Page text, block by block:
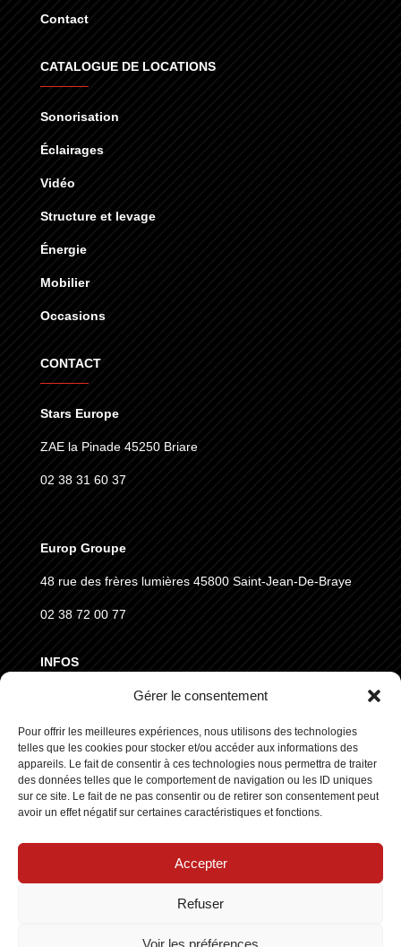
Gérer le consentement
Pour offrir les meilleures expériences, nous utilisons des technologies
telles que les cookies pour stocker et/ou accéder aux informations des
appareils. Le fait de consentir à ces technologies nous permettra de traiter
des données telles que le comportement de navigation ou les ID uniques
sur ce site. Le fait de ne pas consentir ou de retirer son consentement peut
avoir un effet négatif sur certaines caractéristiques et fonctions.
Accepter
Refuser
Voir les préférences
Contact
CATALOGUE DE LOCATIONS
Sonorisation
Éclairages
Vidéo
Structure et levage
Énergie
Mobilier
Occasions
CONTACT
Stars Europe
ZAE la Pinade 45250 Briare
02 38 31 60 37
Europ Groupe
48 rue des frères lumières 45800 Saint-Jean-De-Braye
02 38 72 00 77
INFOS
CGVD
RGPD
SUIVEZ NOUS